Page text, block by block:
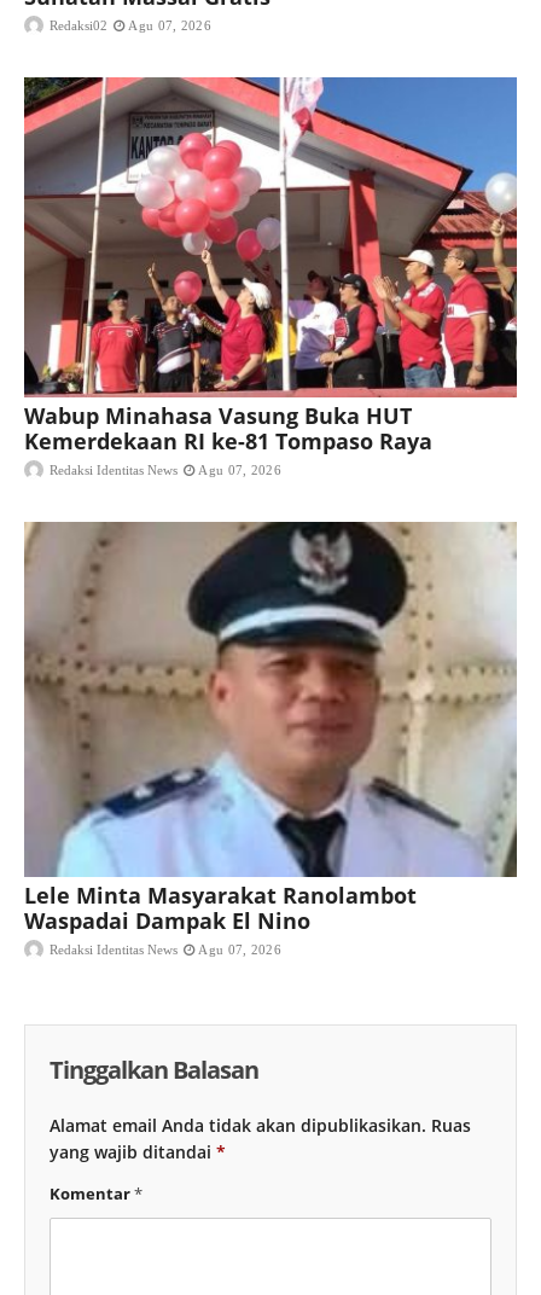
Redaksi02 Agu 07, 2026
Wabup Minahasa Vasung Buka HUT
Kemerdekaan RI ke-81 Tompaso Raya
Redaksi Identitas News Agu 07, 2026
Lele Minta Masyarakat Ranolambot
Waspadai Dampak El Nino
Redaksi Identitas News Agu 07, 2026
Tinggalkan Balasan
Alamat email Anda tidak akan dipublikasikan. Ruas
yang wajib ditandai *
Komentar*